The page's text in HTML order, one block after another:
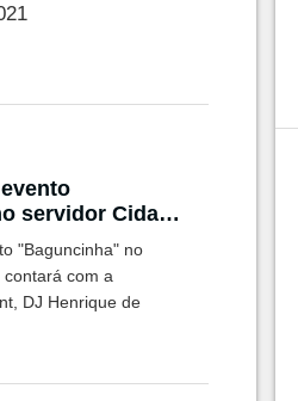
servidor Cidade
"Baguncinha" no
contará com a
DJ Henrique de